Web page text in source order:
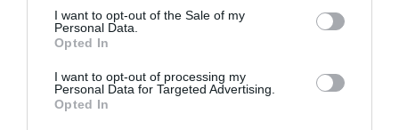
consent section.
I want to opt-out of the Sale of my
Personal Data.
Opted In
I want to opt-out of processing my
Personal Data for Targeted Advertising.
Opted In
BAKA ANDRÁST JELÖLI KÖZTÁRSASÁGI
ELNÖKNEK A TISZA